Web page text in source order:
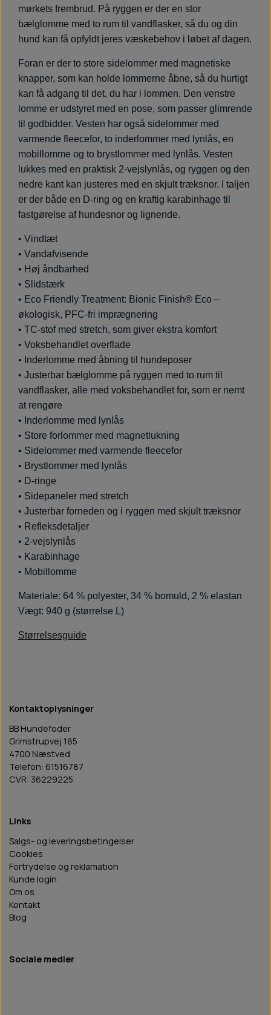
mørkets frembrud. På ryggen er der en stor
bælglomme med to rum til vandflasker, så du og din
hund kan få opfyldt jeres væskebehov i løbet af dagen.
Foran er der to store sidelommer med magnetiske
knapper, som kan holde lommerne åbne, så du hurtigt
kan få adgang til det, du har i lommen. Den venstre
lomme er udstyret med en pose, som passer glimrende
til godbidder. Vesten har også sidelommer med
varmende fleecefor, to inderlommer med lynlås, en
mobillomme og to brystlommer med lynlås. Vesten
lukkes med en praktisk 2-vejslynlås, og ryggen og den
nedre kant kan justeres med en skjult træksnor. I taljen
er der både en D-ring og en kraftig karabinhage til
fastgørelse af hundesnor og lignende.
• Vindtæt
• Vandafvisende
• Høj åndbarhed
• Slidstærk
• Eco Friendly Treatment: Bionic Finish® Eco –
økologisk, PFC-fri imprægnering
• TC-stof med stretch, som giver ekstra komfort
• Voksbehandlet overflade
• Inderlomme med åbning til hundeposer
• Justerbar bælglomme på ryggen med to rum til
vandflasker, alle med voksbehandlet for, som er nemt
at rengøre
• Inderlomme med lynlås
• Store forlommer med magnetlukning
• Sidelommer med varmende fleecefor
• Brystlommer med lynlås
• D-ringe
• Sidepaneler med stretch
• Justerbar forneden og i ryggen med skjult træksnor
• Refleksdetaljer
• 2-vejslynlås
• Karabinhage
• Mobillomme
Materiale: 64 % polyester, 34 % bomuld, 2 % elastan
Vægt: 940 g (størrelse L)
Størrelsesguide
Kontaktoplysninger
BB Hundefoder
Grimstrupvej 185
4700 Næstved
Telefon: 61516787
CVR: 36229225
Links
Salgs- og leveringsbetingelser
Cookies
Fortrydelse og reklamation
Kunde login
Om os
Kontakt
Blog
Sociale medier